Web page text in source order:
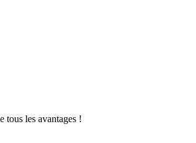
tous les avantages !